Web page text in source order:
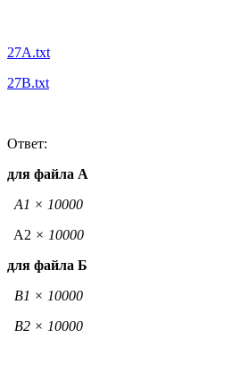
27A.txt
27B.txt
Ответ:
для файла А
A1 × 10000
A2 × 10000
для файла Б
B1 × 10000
B2 × 10000